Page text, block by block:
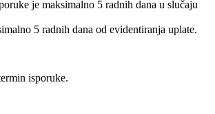
je maksimalno 5 radnih dana u slučaju
5 radnih dana od evidentiranja uplate.
isporuke.